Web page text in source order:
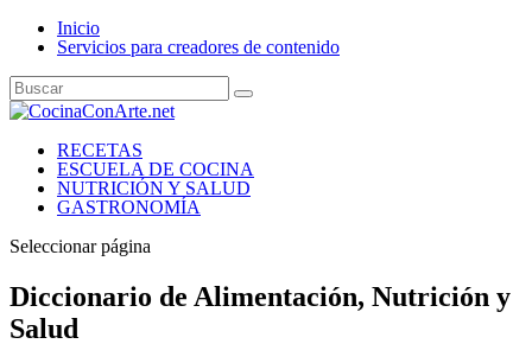
Inicio
Servicios para creadores de contenido
RECETAS
ESCUELA DE COCINA
NUTRICIÓN Y SALUD
GASTRONOMÍA
Seleccionar página
Diccionario de Alimentación, Nutrición y
Salud